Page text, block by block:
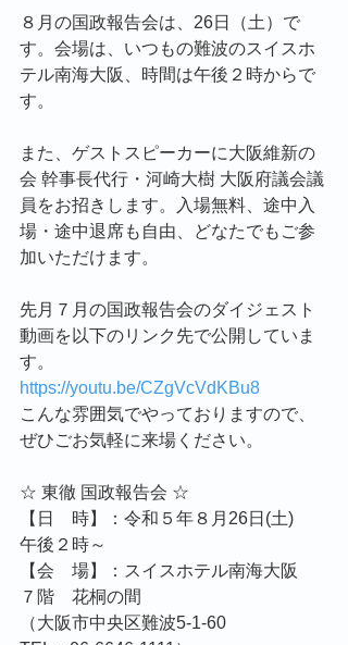
８月の国政報告会は、26日（土）で
す。会場は、いつもの難波のスイスホ
テル南海大阪、時間は午後２時からで
す。
また、ゲストスピーカーに大阪維新の
会 幹事長代行・河崎大樹 大阪府議会議
員をお招きします。入場無料、途中入
場・途中退席も自由、どなたでもご参
加いただけます。
先月７月の国政報告会のダイジェスト
動画を以下のリンク先で公開していま
す。
https://youtu.be/CZgVcVdKBu8
こんな雰囲気でやっておりますので、
ぜひごお気軽に来場ください。
☆ 東徹 国政報告会 ☆
【日　時】：令和５年８月26日(土)
午後２時～
【会　場】：スイスホテル南海大阪
７階　花桐の間
（大阪市中央区難波5-1-60